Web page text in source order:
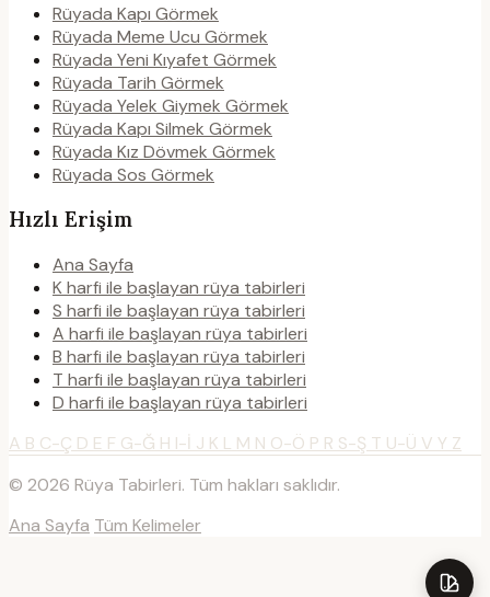
Rüyada Kapı Görmek
Rüyada Meme Ucu Görmek
Rüyada Yeni Kıyafet Görmek
Rüyada Tarih Görmek
Rüyada Yelek Giymek Görmek
Rüyada Kapı Silmek Görmek
Rüyada Kız Dövmek Görmek
Rüyada Sos Görmek
Hızlı Erişim
Ana Sayfa
K harfi ile başlayan rüya tabirleri
S harfi ile başlayan rüya tabirleri
A harfi ile başlayan rüya tabirleri
B harfi ile başlayan rüya tabirleri
T harfi ile başlayan rüya tabirleri
D harfi ile başlayan rüya tabirleri
A B C-Ç D E F G-Ğ H I-İ J K L M N O-Ö P R S-Ş T U-Ü V Y Z
© 2026 Rüya Tabirleri. Tüm hakları saklıdır.
Ana Sayfa Tüm Kelimeler